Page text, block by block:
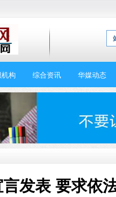
构 综合资讯 华媒动态
发表 要求依